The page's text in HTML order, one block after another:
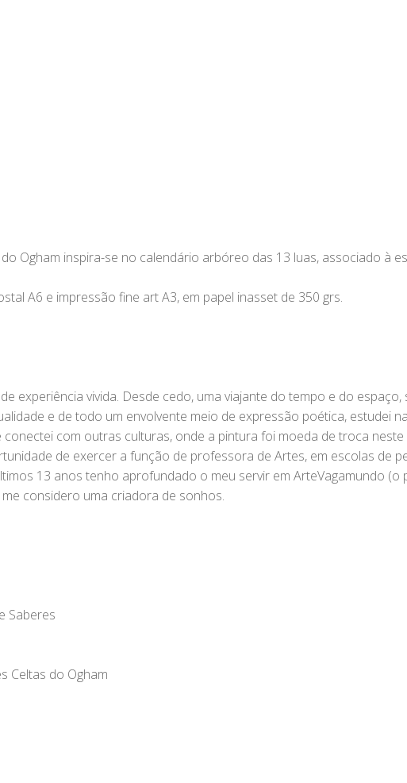
Ogham inspira-se no calendário arbóreo das 13 luas, associado à
A6 e impressão fine art A3, em papel inasset de 350 grs.
experiência vivida. Desde cedo, uma viajante do tempo e do
e de todo um envolvente meio de expressão poética, estudei
conectei com outras culturas, onde a pintura foi moeda de troca
de exercer a função de professora de Artes, em escolas de
13 anos tenho aprofundado o meu servir em ArteVagamundo
considero uma criadora de sonhos.
Saberes
Celtas do Ogham